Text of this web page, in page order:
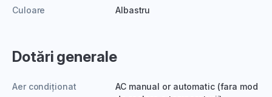
Culoare
Albastru
Dotări generale
Aer condiționat
AC manual or automatic (fara mod